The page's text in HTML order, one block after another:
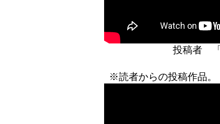
投稿者
※読者からの投稿作品